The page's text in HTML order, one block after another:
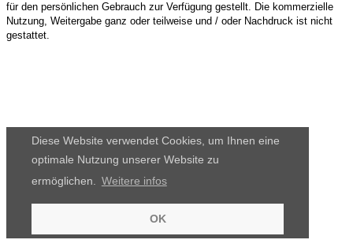
Diese Website verwendet Cookies, um Ihnen eine
optimale Nutzung unserer Website zu
ermöglichen.
Weitere infos
OK
für den persönlichen Gebrauch zur Verfügung gestellt. Die kommerzielle
Nutzung, Weitergabe ganz oder teilweise und / oder Nachdruck ist nicht
gestattet.